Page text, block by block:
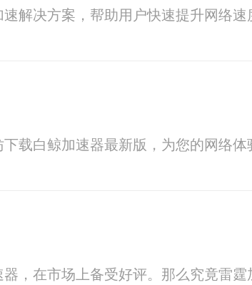
解决方案，帮助用户快速提升网络速
载白鲸加速器最新版，为您的网络体
，在市场上备受好评。那么究竟雷